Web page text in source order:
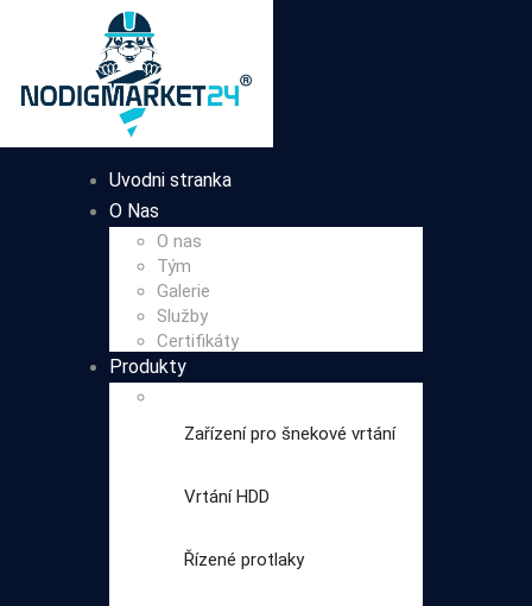
Uvodni stranka
O Nas
O nas
Tým
Galerie
Služby
Certifikáty
Produkty
Zařízení pro šnekové vrtání
Vrtání HDD
Řízené protlaky